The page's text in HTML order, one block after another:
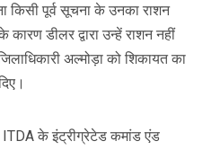
किसी पूर्व सूचना के उनका राशन
कारण डीलर द्वारा उन्हें राशन नहीं
अल्मोड़ा को शिकायत का
ITDA के इंट्रीग्रेटेड कमांड एंड